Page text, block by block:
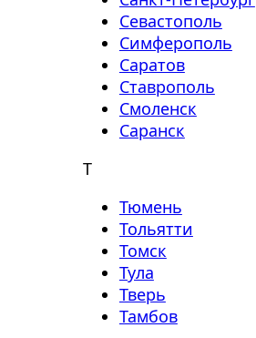
Севастополь
Симферополь
Саратов
Ставрополь
Смоленск
Саранск
Т
Тюмень
Тольятти
Томск
Тула
Тверь
Тамбов